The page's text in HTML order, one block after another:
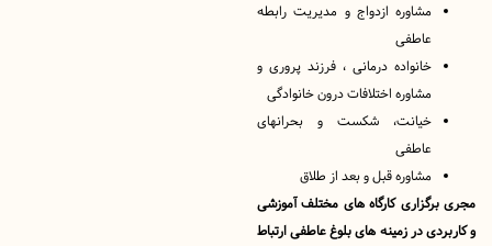
مشاوره ازدواج و مدیریت رابطه
خانواده درمانی ، فرزند پروری و
مشاوره اختلافات درون خانوادگی
خیانت، شکست و بحرانهای
مشاوره قبل و بعد از طلاق
کارگاه های مختلف آموزشی
در زمینه های بلوغ عاطفی ارتباط